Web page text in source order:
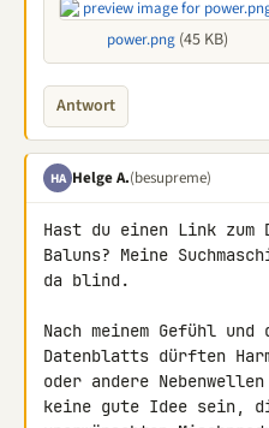
power.png (45 KB)
Antwort
HA Helge A.(besupreme)
Hast du einen Link
Baluns? Meine
da blind.
Nach meinem Gefühl und
Datenblatts dürften
oder andere
keine gute Idee sein,